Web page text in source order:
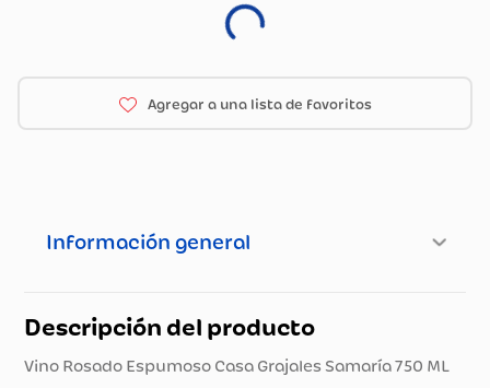
Información general
Descripción del producto
Vino Rosado Espumoso Casa Grajales Samaría 750 ML